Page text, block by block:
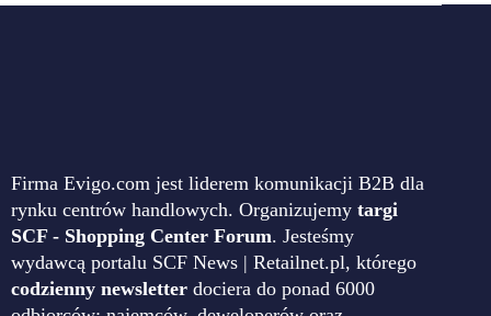
Firma Evigo.com jest liderem komunikacji B2B dla
rynku centrów handlowych. Organizujemy targi
SCF - Shopping Center Forum. Jesteśmy
wydawcą portalu SCF News | Retailnet.pl, którego
codzienny newsletter dociera do ponad 6000